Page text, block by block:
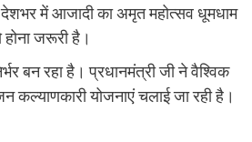
देशभर में आजादी का अमृत महोत्सव धूमधाम
जरूरी है।
बन रहा है। प्रधानमंत्री जी ने वैश्विक
कल्याणकारी योजनाएं चलाई जा रही है।